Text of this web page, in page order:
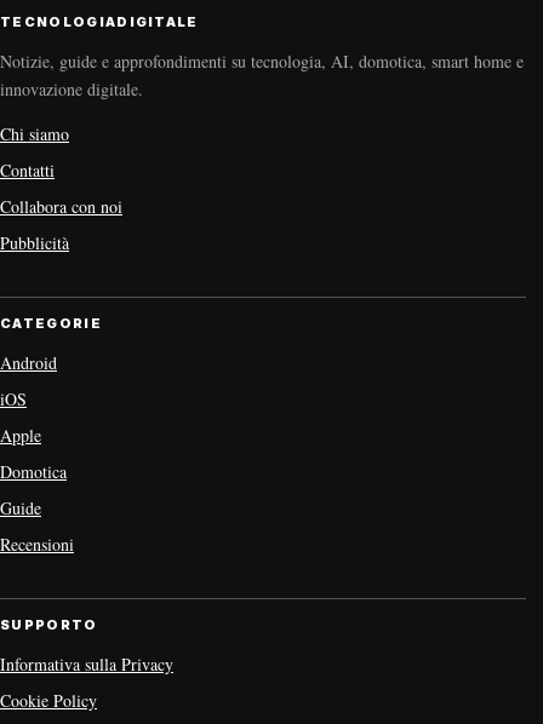
TECNOLOGIADIGITALE
Notizie, guide e approfondimenti su tecnologia, AI, domotica, smart home e
innovazione digitale.
Chi siamo
Contatti
Collabora con noi
Pubblicità
CATEGORIE
Android
iOS
Apple
Domotica
Guide
Recensioni
SUPPORTO
Informativa sulla Privacy
Cookie Policy